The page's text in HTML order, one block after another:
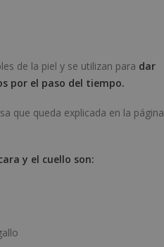
de la piel y se utilizan para dar
por el paso del tiempo.
que queda explicada en la página
y el cuello son: